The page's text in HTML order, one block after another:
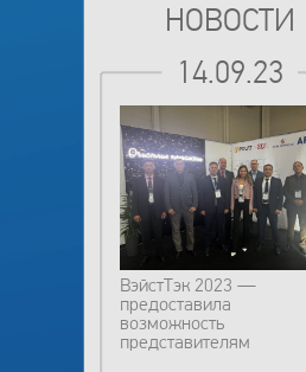
НОВОСТИ
14.09.23
ВэйстТэк 2023 —
предоставила
возможность
представителям